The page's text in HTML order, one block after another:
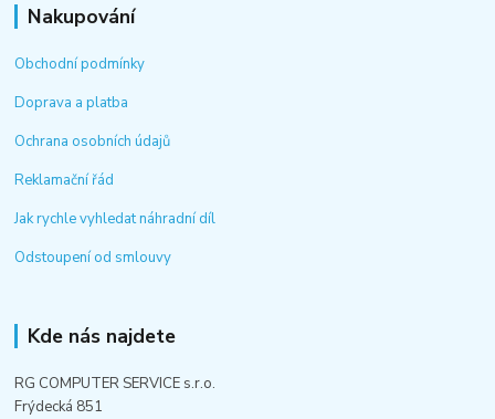
Nakupování
Obchodní podmínky
Doprava a platba
Ochrana osobních údajů
Reklamační řád
Jak rychle vyhledat náhradní díl
Odstoupení od smlouvy
Kde nás najdete
RG COMPUTER SERVICE s.r.o.
Frýdecká 851